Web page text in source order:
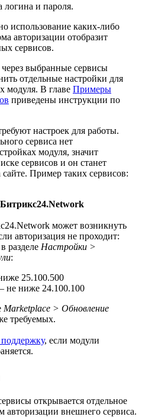
логина и пароля.
использование каких-либо
авторизации отобразит
сервисов.
выбранные сервисы
отдельные настройки для
модуля. В главе Примеры
приведены инструкции по
настроек для работы.
сервиса нет
модуля, значит
сервисов и он станет
Пример таких сервисов:
может возникнуть
авторизация не проходит:
разделе Настройки >
:
25.100.500
не ниже 24.100.100
Marketplace > Обновление
требуемых.
, если модули
открывается отдельное
авторизации внешнего сервиса.